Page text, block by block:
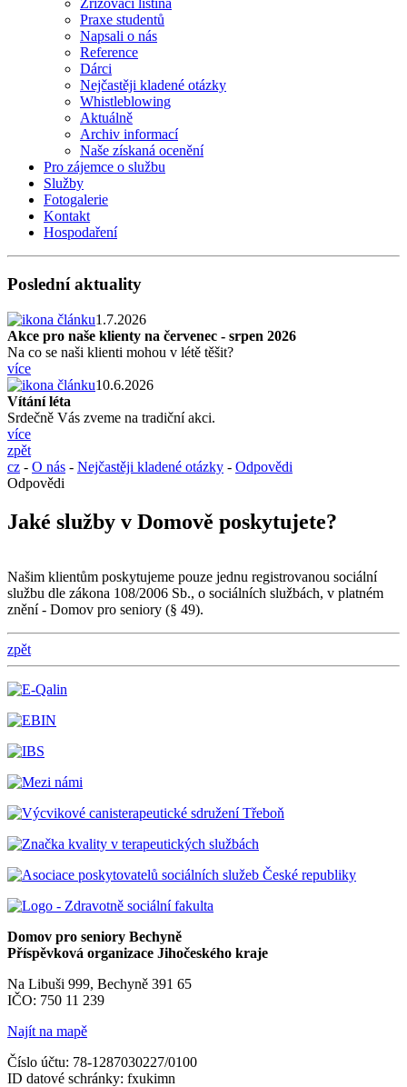
Zřizovací listina
Praxe studentů
Napsali o nás
Reference
Dárci
Nejčastěji kladené otázky
Whistleblowing
Aktuálně
Archiv informací
Naše získaná ocenění
Pro zájemce o službu
Služby
Fotogalerie
Kontakt
Hospodaření
Poslední aktuality
1.7.2026
Akce pro naše klienty na červenec - srpen 2026
Na co se naši klienti mohou v létě těšit?
více
10.6.2026
Vítání léta
Srdečně Vás zveme na tradiční akci.
více
zpět
cz - O nás - Nejčastěji kladené otázky - Odpovědi
Odpovědi
Jaké služby v Domově poskytujete?
Našim klientům poskytujeme pouze jednu registrovanou sociální
službu dle zákona 108/2006 Sb., o sociálních službách, v platném
znění - Domov pro seniory (§ 49).
zpět
Domov pro seniory Bechyně
Příspěvková organizace Jihočeského kraje
Na Libuši 999, Bechyně 391 65
IČO: 750 11 239
Najít na mapě
Číslo účtu: 78-1287030227/0100
ID datové schránky: fxukimn